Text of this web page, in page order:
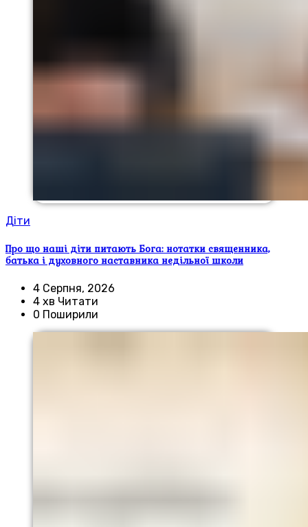
Діти
Про що наші діти питають Бога: нотатки священника,
батька і духовного наставника недільної школи
4 Серпня, 2026
4 хв Читати
0 Поширили